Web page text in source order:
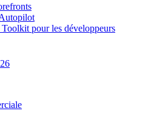
pour les développeurs